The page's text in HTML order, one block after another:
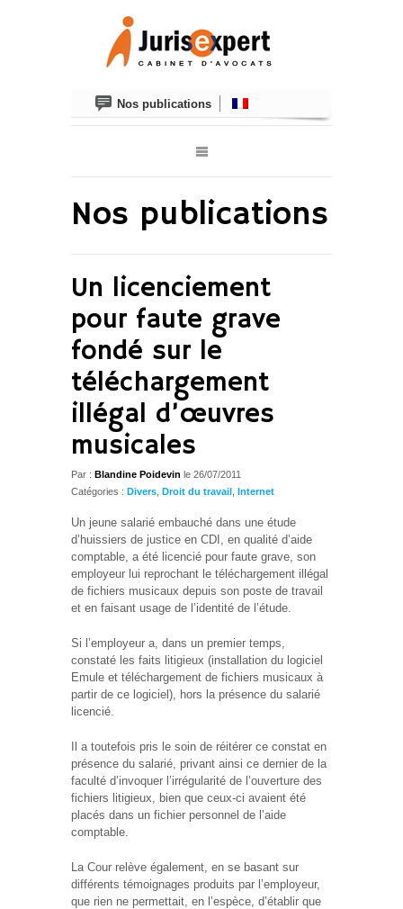
Nos publications
Nos publications
Un licenciement
pour faute grave
fondé sur le
téléchargement
illégal d’œuvres
musicales
Par : Blandine Poidevin le 26/07/2011
Catégories : Divers Droit du travail Internet
Un jeune salarié embauché dans une étude
d’huissiers de justice en CDI, en qualité d’aide
comptable, a été licencié pour faute grave, son
employeur lui reprochant le téléchargement illégal
de fichiers musicaux depuis son poste de travail
et en faisant usage de l’identité de l’étude.
Si l’employeur a, dans un premier temps,
constaté les faits litigieux (installation du logiciel
Emule et téléchargement de fichiers musicaux à
partir de ce logiciel), hors la présence du salarié
licencié.
Il a toutefois pris le soin de réitérer ce constat en
présence du salarié, privant ainsi ce dernier de la
faculté d’invoquer l’irrégularité de l’ouverture des
fichiers litigieux, bien que ceux-ci avaient été
placés dans un fichier personnel de l’aide
comptable.
La Cour relève également, en se basant sur
différents témoignages produits par l’employeur,
que rien ne permettait, en l’espèce, d’établir que